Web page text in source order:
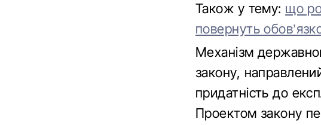
Також у тему: що
повернуть
Механізм
закону,
придатність до
Проектом закону